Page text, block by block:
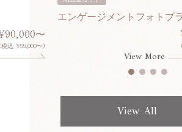
〜
(税込 ¥99,000〜)
エンゲージメントフォトプ
View More
View All